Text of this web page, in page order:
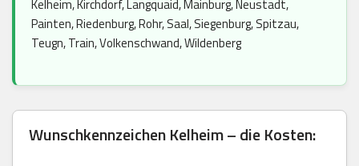
Kelheim, Kirchdorf, Langquaid, Mainburg, Neustadt,
Painten, Riedenburg, Rohr, Saal, Siegenburg, Spitzau,
Teugn, Train, Volkenschwand, Wildenberg
Wunschkennzeichen Kelheim – die Kosten: